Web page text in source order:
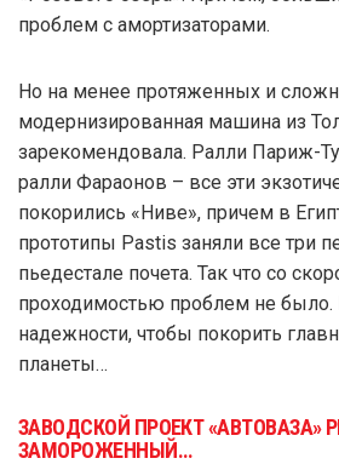
проблем с амортизаторами.
Но на менее протяженных и
модернизированная машина из
зарекомендовала. Ралли Париж-
ралли Фараонов – все эти
покорились «Ниве», причем в
прототипы Pastis заняли все три
пьедестале почета. Так что со
проходимостью проблем не было.
надежности, чтобы покорить
планеты…
ЗАВОДСКОЙ ПРОЕКТ «АВТОВАЗА»
ЗАМОРОЖЕННЫЙ…